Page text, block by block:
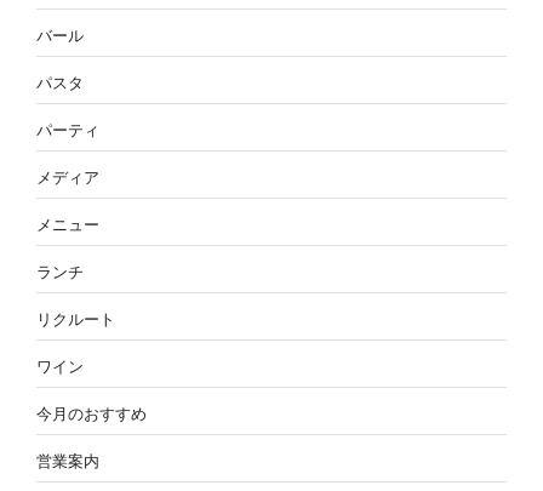
バール
パスタ
パーティ
メディア
メニュー
ランチ
リクルート
ワイン
今月のおすすめ
営業案内